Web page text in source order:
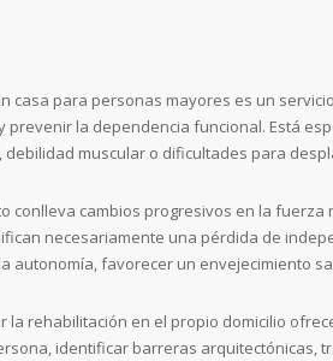
casa para personas mayores es un
prevenir la dependencia funcional. Está
debilidad muscular o dificultades para
conlleva cambios progresivos en la
necesariamente una pérdida de
autonomía, favorecer un envejecimiento
la rehabilitación en el propio domicilio
identificar barreras arquitectónicas,